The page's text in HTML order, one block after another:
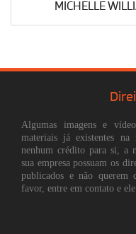
MICHELLE
Algumas imagens e
materiais já existentes
nenhum crédito para si, a
sua empresa possuam os
publicados e não querem
favor, entre em contato e